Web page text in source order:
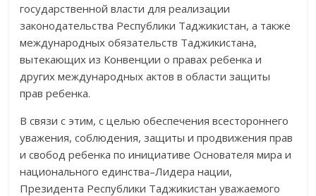
государственной власти для реализации
законодательства Республики Таджикистан, а также
международных обязательств Таджикистана,
вытекающих из Конвенции о правах ребенка и
других международных актов в области защиты
прав ребенка.
В связи с этим, с целью обеспечения всестороннего
уважения, соблюдения, защиты и продвижения прав
и свобод ребенка по инициативе Основателя мира и
национального единства–Лидера нации,
Президента Республики Таджикистан уважаемого